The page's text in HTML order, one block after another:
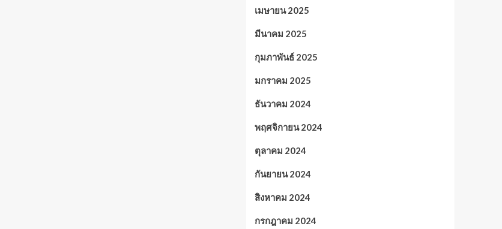
เมษายน 2025
มีนาคม 2025
กุมภาพันธ์ 2025
มกราคม 2025
ธันวาคม 2024
พฤศจิกายน 2024
ตุลาคม 2024
กันยายน 2024
สิงหาคม 2024
กรกฎาคม 2024